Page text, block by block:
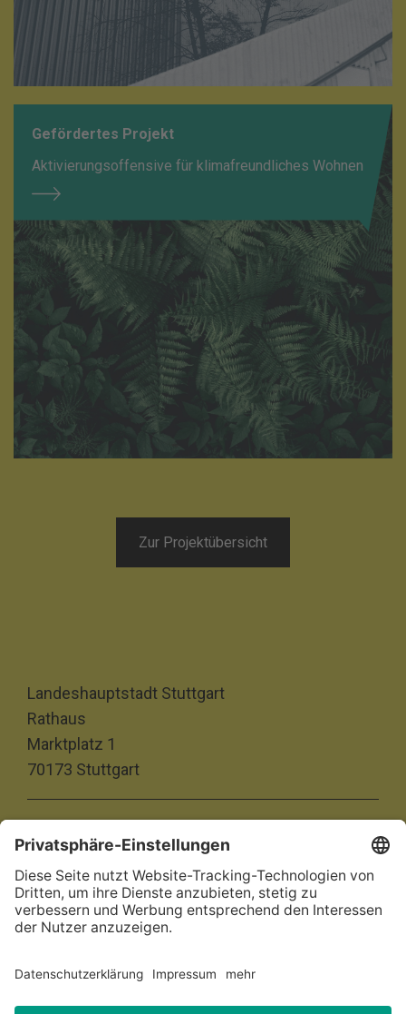
Gefördertes Projekt
Aktivierungsoffensive für klimafreundliches Wohnen
Zur Projektübersicht
Landeshauptstadt Stuttgart
Rathaus
Marktplatz 1
70173 Stuttgart